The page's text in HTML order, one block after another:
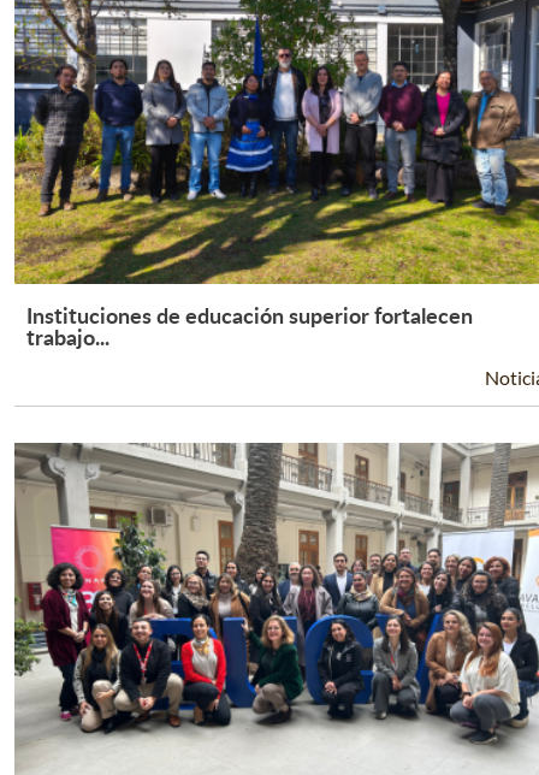
Leer Más +
Instituciones de educación superior fortalecen
trabajo...